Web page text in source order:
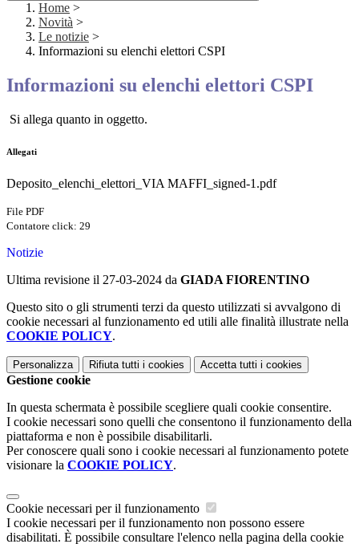
Home >
Novità >
Le notizie >
Informazioni su elenchi elettori CSPI
Informazioni su elenchi elettori CSPI
Si allega quanto in oggetto.
Allegati
Deposito_elenchi_elettori_VIA MAFFI_signed-1.pdf
File PDF
Contatore click: 29
Notizie
Ultima revisione il 27-03-2024 da GIADA FIORENTINO
Questo sito o gli strumenti terzi da questo utilizzati si avvalgono di
cookie necessari al funzionamento ed utili alle finalità illustrate nella
COOKIE POLICY.
Personalizza Rifiuta tutti i cookies Accetta tutti i cookies
Gestione cookie
In questa schermata è possibile scegliere quali cookie consentire.
I cookie necessari sono quelli che consentono il funzionamento della
piattaforma e non è possibile disabilitarli.
Per conoscere quali sono i cookie necessari al funzionamento potete
visionare la COOKIE POLICY.
Cookie necessari per il funzionamento
I cookie necessari per il funzionamento non possono essere
disabilitati. È possibile consultare l'elenco nella pagina della cookie